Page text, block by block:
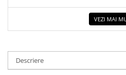
VEZI MAI
Descriere